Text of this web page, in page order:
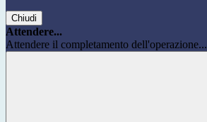
Chiudi
Attendere...
Attendere il completamento dell'operazione...